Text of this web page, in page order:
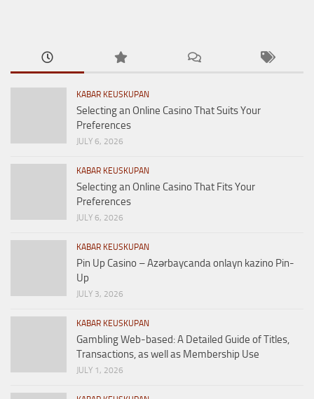
KABAR KEUSKUPAN
Selecting an Online Casino That Suits Your
Preferences
JULY 6, 2026
KABAR KEUSKUPAN
Selecting an Online Casino That Fits Your
Preferences
JULY 6, 2026
KABAR KEUSKUPAN
Pin Up Casino – Azərbaycanda onlayn kazino Pin-
Up
JULY 3, 2026
KABAR KEUSKUPAN
Gambling Web-based: A Detailed Guide of Titles,
Transactions, as well as Membership Use
JULY 1, 2026